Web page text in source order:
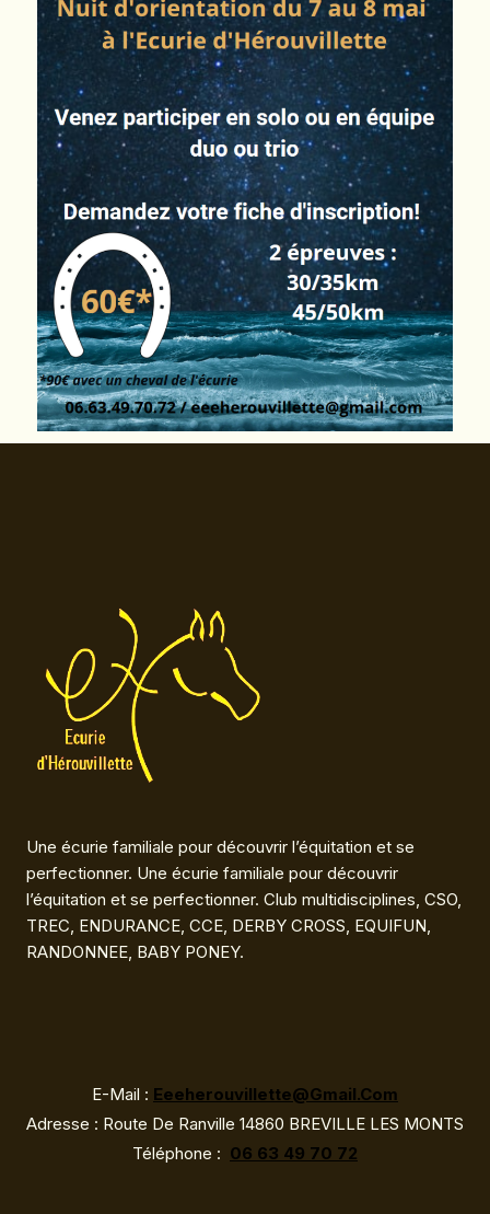
Une écurie familiale pour découvrir l’équitation et se
perfectionner. Une écurie familiale pour découvrir
l’équitation et se perfectionner. Club multidisciplines, CSO,
TREC, ENDURANCE, CCE, DERBY CROSS, EQUIFUN,
RANDONNEE, BABY PONEY.
E-Mail : Eeeherouvillette@gmail.com
Adresse : Route De Ranville 14860 BREVILLE LES MONTS
Téléphone : 06 63 49 70 72